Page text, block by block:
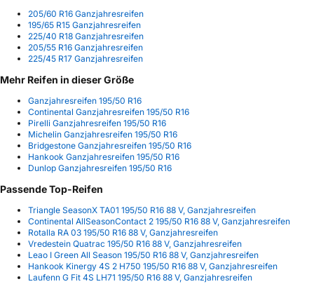
205/60 R16 Ganzjahresreifen
195/65 R15 Ganzjahresreifen
225/40 R18 Ganzjahresreifen
205/55 R16 Ganzjahresreifen
225/45 R17 Ganzjahresreifen
Mehr Reifen in dieser Größe
Ganzjahresreifen 195/50 R16
Continental Ganzjahresreifen 195/50 R16
Pirelli Ganzjahresreifen 195/50 R16
Michelin Ganzjahresreifen 195/50 R16
Bridgestone Ganzjahresreifen 195/50 R16
Hankook Ganzjahresreifen 195/50 R16
Dunlop Ganzjahresreifen 195/50 R16
Passende Top-Reifen
Triangle SeasonX TA01 195/50 R16 88 V, Ganzjahresreifen
Continental AllSeasonContact 2 195/50 R16 88 V, Ganzjahresreifen
Rotalla RA 03 195/50 R16 88 V, Ganzjahresreifen
Vredestein Quatrac 195/50 R16 88 V, Ganzjahresreifen
Leao I Green All Season 195/50 R16 88 V, Ganzjahresreifen
Hankook Kinergy 4S 2 H750 195/50 R16 88 V, Ganzjahresreifen
Laufenn G Fit 4S LH71 195/50 R16 88 V, Ganzjahresreifen